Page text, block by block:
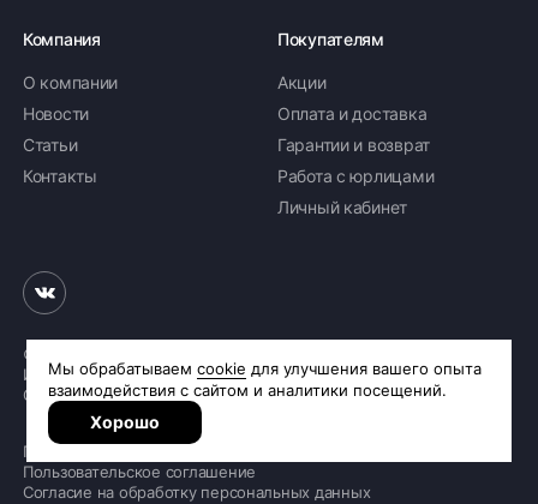
Компания
О компании
Новости
Статьи
Контакты
Покупателям
Акции
Оплата и доставка
Гарантии и возврат
Работа с юрлицами
Личный кабинет
© 2026 «Шинное бюро Шлепакова»
Интернет-магазин шин и дисков
Сделано вR.class
Политика обработки персональных данных
Пользовательское соглашение
Согласие на обработку персональных данных